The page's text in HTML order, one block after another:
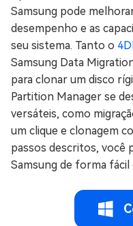
Samsung pode
desempenho e as
seu sistema. Tanto o
Samsung Data
para clonar um disco
Partition Manager se
versáteis, como
um clique e clonagem
passos descritos, você
Samsung de forma fácil